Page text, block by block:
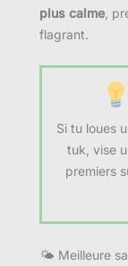
plus calme ,
flagrant.
Si tu loues
tuk, vise
premiers
🌤 Meilleure